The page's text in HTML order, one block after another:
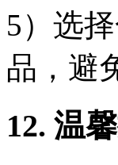
5）选
品，避
12. 温